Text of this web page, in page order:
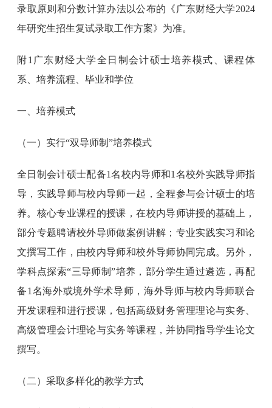
录取原则和分数计算办法以公布的《广东财经大学2024
年研究生招生复试录取工作方案》为准。
附1广东财经大学全日制会计硕士培养模式、课程体
系、培养流程、毕业和学位
一、培养模式
（一）实行“双导师制”培养模式
全日制会计硕士配备1名校内导师和1名校外实践导师指
导，实践导师与校内导师一起，全程参与会计硕士的培
养。核心专业课程的授课，在校内导师讲授的基础上，
部分专题聘请校外导师做案例讲解；专业实践实习和论
文撰写工作，由校内导师和校外导师协同完成。另外，
学科点探索“三导师制”培养，部分学生通过遴选，再配
备1名海外或境外学术导师，海外导师与校内导师联合
开发课程和进行授课，包括高级财务管理理论与实务、
高级管理会计理论与实务等课程，并协同指导学生论文
撰写。
（二）采取多样化的教学方式